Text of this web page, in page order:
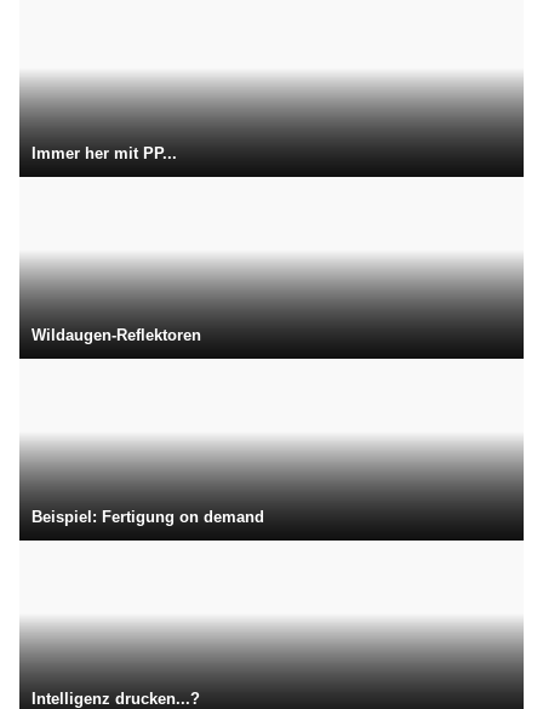
Immer her mit PP...
Wildaugen-Reflektoren
Beispiel: Fertigung on demand
Intelligenz drucken...?